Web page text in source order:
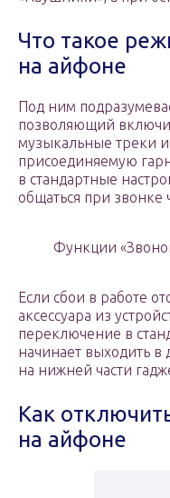
Что такое
на айфоне
Под ним
позволяющий
музыкальные треки
присоединяемую
в стандартные
общаться при
Функции
Если сбои в работе
аксессуара из
переключение в
начинает выходить в
на нижней части
Как
на айфоне